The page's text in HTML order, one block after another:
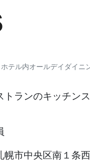
テル内オールデイダイニ
トランのキッチン
幌市中央区南１条